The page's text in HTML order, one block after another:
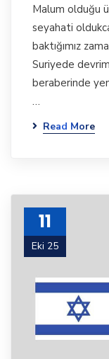
Malum olduğu
seyahati
baktığımız
Suriyede
beraberinde
…
Read More
11
Eki 25